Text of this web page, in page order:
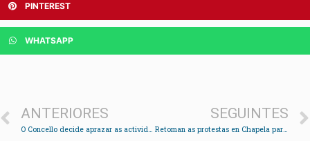
PINTEREST
WHATSAPP
ANTERIORES
O Concello decide aprazar as actividades do Martes de entroido ante a previsión de mal tempo
SEGUINTES
Retoman as protestas en Chapela para esixir a reposición de servizos e o pago das expropiacións